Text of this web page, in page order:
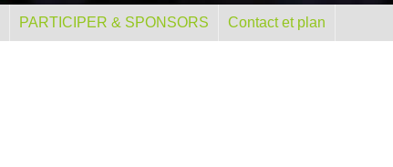
PARTICIPER & SPONSORS Contact et plan